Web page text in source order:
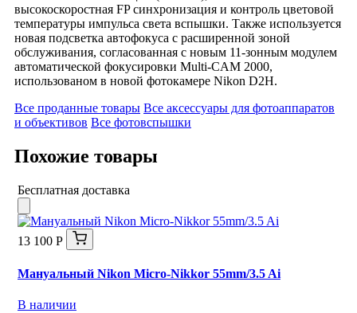
высокоскоростная FP синхронизация и контроль цветовой
температуры импульса света вспышки. Также используется
новая подсветка автофокуса с расширенной зоной
обслуживания, согласованная с новым 11-зонным модулем
автоматической фокусировки Multi-CAM 2000,
использованом в новой фотокамере Nikon D2H.
Все проданные товары Все аксессуары для фотоаппаратов
и объективов Все фотовспышки
Похожие товары
Бесплатная доставка
13 100 Р
Мануальный Nikon Micro-Nikkor 55mm/3.5 Ai
В наличии